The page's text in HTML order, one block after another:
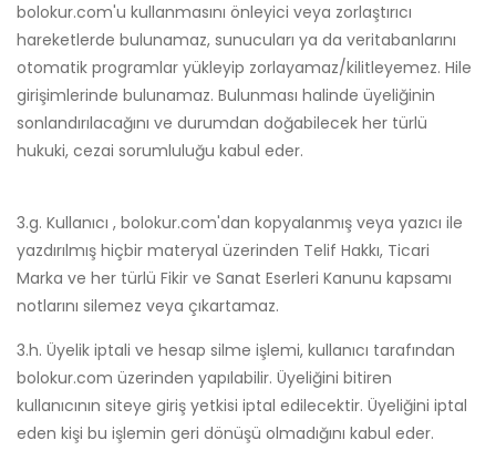
bolokur.com'u kullanmasını önleyici veya zorlaştırıcı
hareketlerde bulunamaz, sunucuları ya da veritabanlarını
otomatik programlar yükleyip zorlayamaz/kilitleyemez. Hile
girişimlerinde bulunamaz. Bulunması halinde üyeliğinin
sonlandırılacağını ve durumdan doğabilecek her türlü
hukuki, cezai sorumluluğu kabul eder.
3.g. Kullanıcı , bolokur.com'dan kopyalanmış veya yazıcı ile
yazdırılmış hiçbir materyal üzerinden Telif Hakkı, Ticari
Marka ve her türlü Fikir ve Sanat Eserleri Kanunu kapsamı
notlarını silemez veya çıkartamaz.
3.h. Üyelik iptali ve hesap silme işlemi, kullanıcı tarafından
bolokur.com üzerinden yapılabilir. Üyeliğini bitiren
kullanıcının siteye giriş yetkisi iptal edilecektir. Üyeliğini iptal
eden kişi bu işlemin geri dönüşü olmadığını kabul eder.